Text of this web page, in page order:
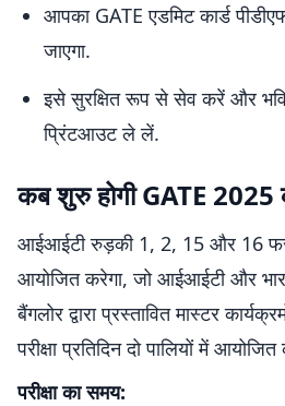
आपका GATE एडमिट कार्ड
जाएगा.
इसे सुरक्षित रूप से सेव करें और
प्रिंटआउट ले लें.
कब शुरु होगी GATE 2025
आईआईटी रुड़की 1, 2, 15 और 16
आयोजित करेगा, जो आईआईटी और
बैंगलोर द्वारा प्रस्तावित मास्टर
परीक्षा प्रतिदिन दो पालियों में आयोजित
परीक्षा का समय: